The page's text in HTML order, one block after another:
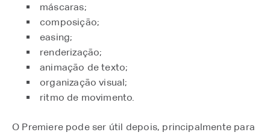
máscaras;
composição;
easing;
renderização;
animação de texto;
organização visual;
ritmo de movimento.
O Premiere pode ser útil depois, principalmente para